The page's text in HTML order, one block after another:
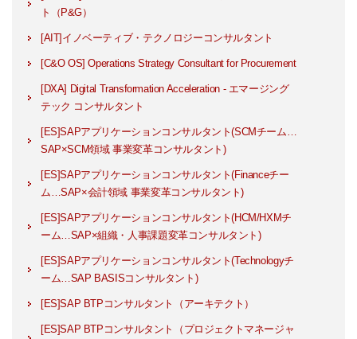
ト（P&G）
[AIT]イノベーティブ・テクノロジーコンサルタント
[C&O OS] Operations Strategy Consultant for Procurement
[DXA] Digital Transformation Acceleration - エマージング
テック コンサルタント
[ES]SAPアプリケーションコンサルタント(SCMチーム…
SAP×SCM領域 事業変革コンサルタント)
[ES]SAPアプリケーションコンサルタント(Financeチー
ム…SAP×会計領域 事業変革コンサルタント)
[ES]SAPアプリケーションコンサルタント(HCM/HXMチ
ーム…SAP×組織・人事課題変革コンサルタント)
[ES]SAPアプリケーションコンサルタント(Technologyチ
ーム…SAP BASISコンサルタント)
[ES]SAP BTPコンサルタント（アーキテクト）
[ES]SAP BTPコンサルタント（プロジェクトマネージャ